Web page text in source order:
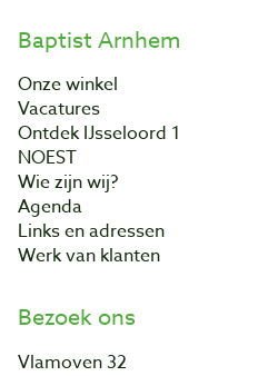
Baptist Arnhem
Onze winkel
Vacatures
Ontdek IJsseloord 1
NOEST
Wie zijn wij?
Agenda
Links en adressen
Werk van klanten
Bezoek ons
Vlamoven 32